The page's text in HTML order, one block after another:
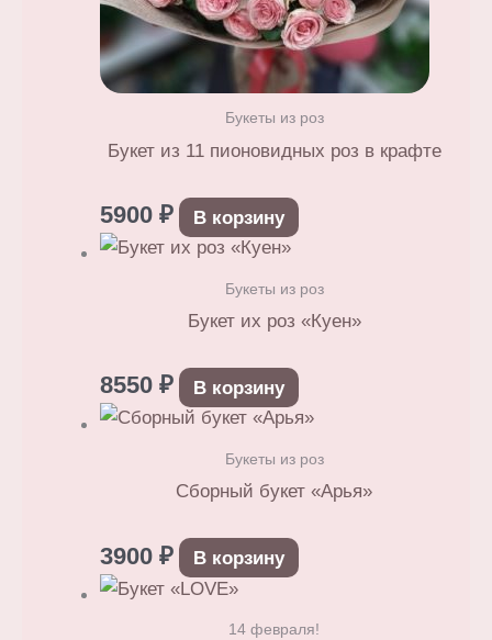
Букеты из роз
Букет из 11 пионовидных роз в крафте
5900 ₽ В корзину
Букеты из роз
Букет их роз «Куен»
8550 ₽ В корзину
Букеты из роз
Сборный букет «Арья»
3900 ₽ В корзину
14 февраля!